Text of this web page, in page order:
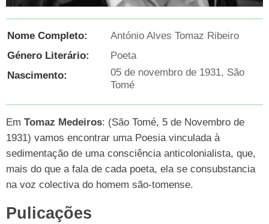
Nome Completo:
António Alves Tomaz Ribeiro
Género Literário:
Poeta
Nascimento:
05 de novembro de 1931, São
Tomé
Em Tomaz Medeiros: (São Tomé, 5 de Novembro de
1931) vamos encontrar uma Poesia vinculada à
sedimentação de uma consciência anticolonialista, que,
mais do que a fala de cada poeta, ela se consubstancia
na voz colectiva do homem são-tomense.
Pulicações